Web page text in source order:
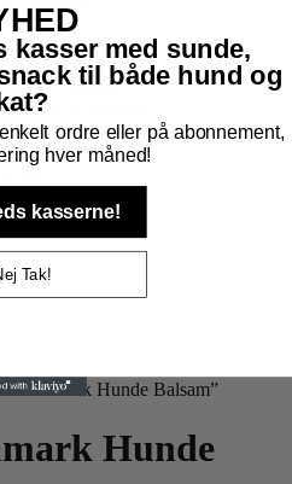
Af Gnavere
og Liner til gnavere
Gnavere
Tilbehør til bur
fugle
Danmark Hunde Balsam”
Hunde
kasser med sunde,
til både hund og
ordre eller på abonnement,
hver måned!
kasserne!
Tak!